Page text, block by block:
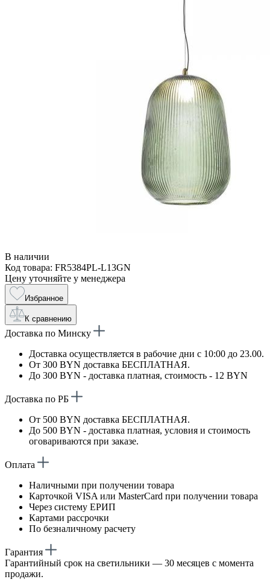
В наличии
Код товара: FR5384PL-L13GN
Цену уточняйте у менеджера
Избранное
К сравнению
Доставка по Минску
Доставка осуществляется в рабочие дни с 10:00 до 23.00.
От 300 BYN доставка БЕСПЛАТНАЯ.
До 300 BYN - доставка платная, стоимость - 12 BYN
Доставка по РБ
От 500 BYN доставка БЕСПЛАТНАЯ.
До 500 BYN - доставка платная, условия и стоимость
оговариваются при заказе.
Оплата
Наличными при получении товара
Карточкой VISA или MasterCard при получении товара
Через систему ЕРИП
Картами рассрочки
По безналичному расчету
Гарантия
Гарантийный срок на светильники — 30 месяцев с момента
продажи.